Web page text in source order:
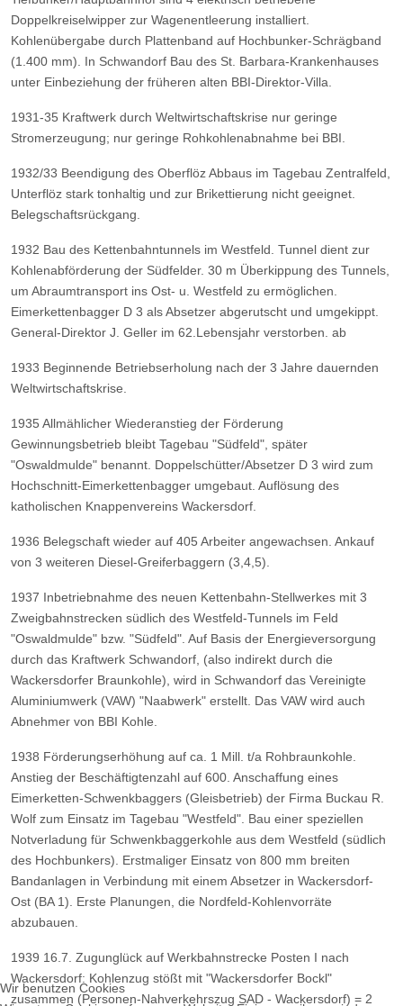
Doppelkreiselwipper zur Wagenentleerung installiert.
Kohlenübergabe durch Plattenband auf Hochbunker-Schrägband
(1.400 mm). In Schwandorf Bau des St. Barbara-Krankenhauses
unter Einbeziehung der früheren alten BBI-Direktor-Villa.
1931-35 Kraftwerk durch Weltwirtschaftskrise nur geringe
Stromerzeugung; nur geringe Rohkohlenabnahme bei BBI.
1932/33 Beendigung des Oberflöz Abbaus im Tagebau Zentralfeld,
Unterflöz stark tonhaltig und zur Brikettierung nicht geeignet.
Belegschaftsrückgang.
1932 Bau des Kettenbahntunnels im Westfeld. Tunnel dient zur
Kohlenabförderung der Südfelder. 30 m Überkippung des Tunnels,
um Abraumtransport ins Ost- u. Westfeld zu ermöglichen.
Eimerkettenbagger D 3 als Absetzer abgerutscht und umgekippt.
General-Direktor J. Geller im 62.Lebensjahr verstorben. ab
1933 Beginnende Betriebserholung nach der 3 Jahre dauernden
Weltwirtschaftskrise.
1935 Allmählicher Wiederanstieg der Förderung
Gewinnungsbetrieb bleibt Tagebau "Südfeld", später
"Oswaldmulde" benannt. Doppelschütter/Absetzer D 3 wird zum
Hochschnitt-Eimerkettenbagger umgebaut. Auflösung des
katholischen Knappenvereins Wackersdorf.
1936 Belegschaft wieder auf 405 Arbeiter angewachsen. Ankauf
von 3 weiteren Diesel-Greiferbaggern (3,4,5).
1937 Inbetriebnahme des neuen Kettenbahn-Stellwerkes mit 3
Zweigbahnstrecken südlich des Westfeld-Tunnels im Feld
"Oswaldmulde" bzw. "Südfeld". Auf Basis der Energieversorgung
durch das Kraftwerk Schwandorf, (also indirekt durch die
Wackersdorfer Braunkohle), wird in Schwandorf das Vereinigte
Aluminiumwerk (VAW) "Naabwerk" erstellt. Das VAW wird auch
Abnehmer von BBI Kohle.
1938 Förderungserhöhung auf ca. 1 Mill. t/a Rohbraunkohle.
Anstieg der Beschäftigtenzahl auf 600. Anschaffung eines
Eimerketten-Schwenkbaggers (Gleisbetrieb) der Firma Buckau R.
Wolf zum Einsatz im Tagebau "Westfeld". Bau einer speziellen
Notverladung für Schwenkbaggerkohle aus dem Westfeld (südlich
des Hochbunkers). Erstmaliger Einsatz von 800 mm breiten
Bandanlagen in Verbindung mit einem Absetzer in Wackersdorf-
Ost (BA 1). Erste Planungen, die Nordfeld-Kohlenvorräte
abzubauen.
1939 16.7. Zugunglück auf Werkbahnstrecke Posten I nach
Wackersdorf: Kohlenzug stößt mit "Wackersdorfer Bockl"
zusammen (Personen-Nahverkehrszug SAD - Wackersdorf) = 2
Wir benutzen Cookies